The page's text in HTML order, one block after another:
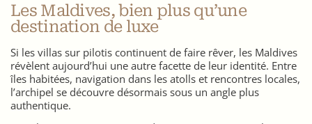
Les Maldives, bien plus qu’une
destination de luxe
Si les villas sur pilotis continuent de faire rêver, les Maldives
révèlent aujourd’hui une autre facette de leur identité. Entre
îles habitées, navigation dans les atolls et rencontres locales,
l’archipel se découvre désormais sous un angle plus
authentique.